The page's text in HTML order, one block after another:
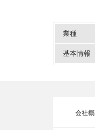
業種
基本情報
会社